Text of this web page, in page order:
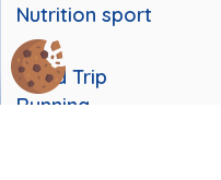
Nutrition sport
Road Trip
Running